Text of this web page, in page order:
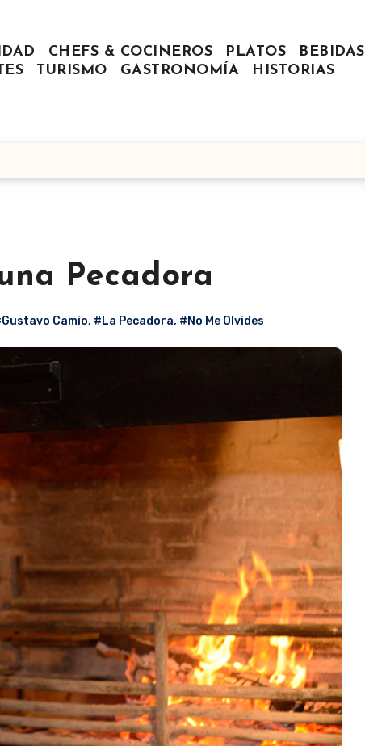
CHEFS & COCINEROS PLATOS
BEBIDAS
TURISMO GASTRONOMÍA HISTORIAS
Pecadora
Camio, #La Pecadora, #No Me Olvides